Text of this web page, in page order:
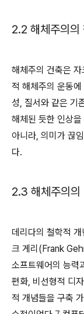
2.2 해체주의의
해체주의 건축은
적 해체주의 운동
성, 질서와 같은 기
해체된 듯한 인상을
아니라, 의미가 끊
다.
2.3 해체주의의
데리다의 철학적
크 게리(Frank
소프트웨어의 능력
편화, 비선형적 디
적 개념들을 구축